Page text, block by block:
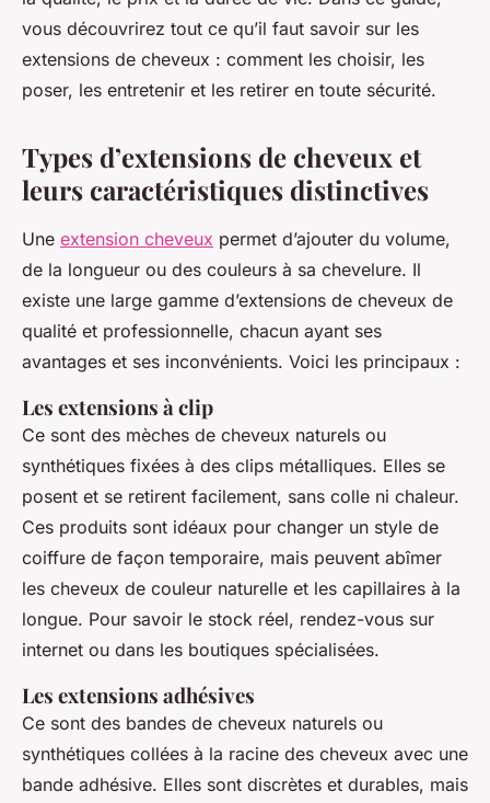
vous découvrirez tout ce qu’il faut savoir sur les
extensions de cheveux : comment les choisir, les
poser, les entretenir et les retirer en toute sécurité.
Types d’extensions de cheveux et
leurs caractéristiques distinctives
Une extension cheveux permet d’ajouter du volume,
de la longueur ou des couleurs à sa chevelure. Il
existe une large gamme d’extensions de cheveux de
qualité et professionnelle, chacun ayant ses
avantages et ses inconvénients. Voici les principaux :
Les extensions à clip
Ce sont des mèches de cheveux naturels ou
synthétiques fixées à des clips métalliques. Elles se
posent et se retirent facilement, sans colle ni chaleur.
Ces produits sont idéaux pour changer un style de
coiffure de façon temporaire, mais peuvent abîmer
les cheveux de couleur naturelle et les capillaires à la
longue. Pour savoir le stock réel, rendez-vous sur
internet ou dans les boutiques spécialisées.
Les extensions adhésives
Ce sont des bandes de cheveux naturels ou
synthétiques collées à la racine des cheveux avec une
bande adhésive. Elles sont discrètes et durables, mais